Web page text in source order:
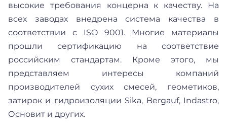
высокие требования концерна к качеству. На
всех заводах внедрена система качества в
соответствии с ISO 9001. Многие материалы
прошли сертификацию на соответствие
российским стандартам. Кроме этого, мы
представляем интересы компаний
производителей сухих смесей, геометиков,
затирок и гидроизоляции Sika, Bergauf, Indastro,
Основит и других.